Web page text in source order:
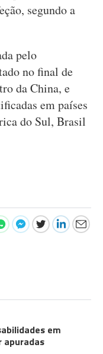
segundo a
pelo
no final de
da China, e
em países
do Sul, Brasil
em
apuradas